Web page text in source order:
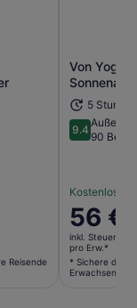
Reisende
neuen Tab geöffnet
Von
5
9.49.4 von 10
90
Kostenlose
Der
Preis
beträgt
56 €
56 €
inkl. Steuern &
pro Erw.*
* Sichere dir
Erwachsene